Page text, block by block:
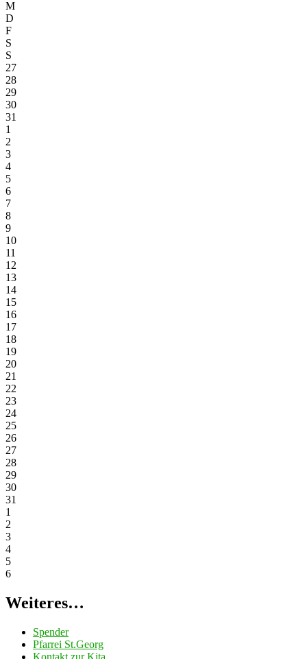
M
D
F
S
S
27
28
29
30
31
1
2
3
4
5
6
7
8
9
10
11
12
13
14
15
16
17
18
19
20
21
22
23
24
25
26
27
28
29
30
31
1
2
3
4
5
6
Weiteres…
Spender
Pfarrei St.Georg